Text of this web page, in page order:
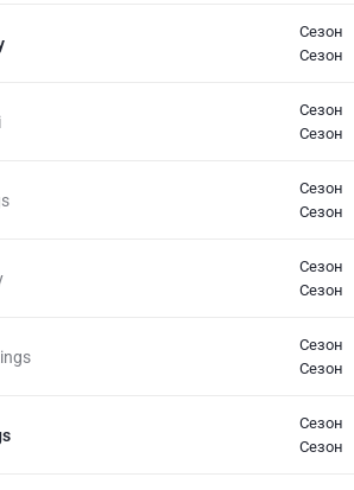
Сезон
Сезон
Сезон
Сезон
Сезон
Сезон
Сезон
Сезон
Сезон
Сезон
Сезон
Сезон